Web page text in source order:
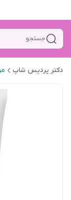
جستجو
دکتر پردیس شاپ